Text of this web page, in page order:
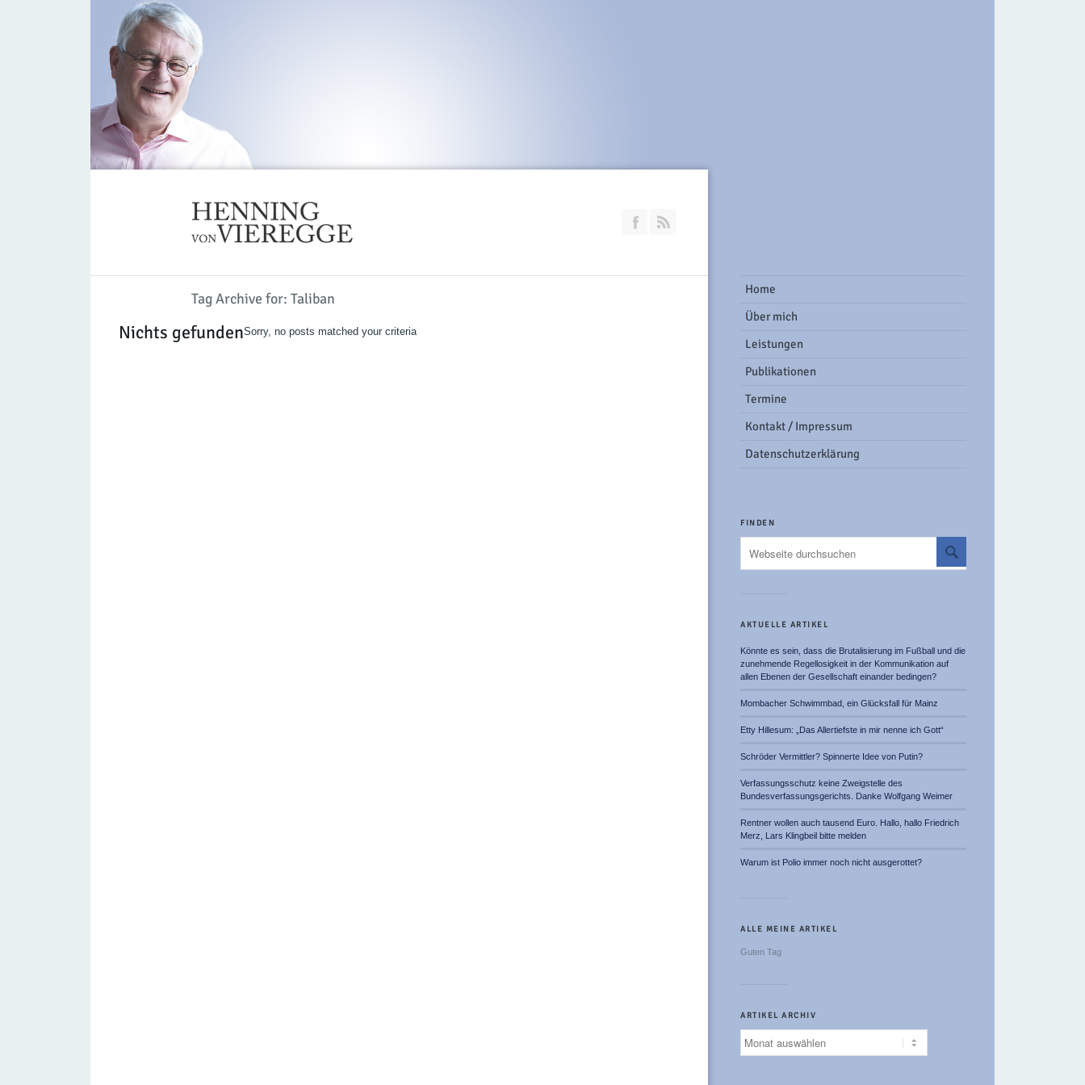
Join our Facebook Group
Tag Archive for: Taliban
Nichts gefundenSorry, no posts matched your criteria
Home
Über mich
Leistungen
Publikationen
Termine
Kontakt / Impressum
Datenschutzerklärung
FINDEN
AKTUELLE ARTIKEL
Könnte es sein, dass die Brutalisierung im Fußball und die
zunehmende Regellosigkeit in der Kommunikation auf
allen Ebenen der Gesellschaft einander bedingen?
Mombacher Schwimmbad, ein Glücksfall für Mainz
Etty Hillesum: „Das Allertiefste in mir nenne ich Gott“
Schröder Vermittler? Spinnerte Idee von Putin?
Verfassungsschutz keine Zweigstelle des
Bundesverfassungsgerichts. Danke Wolfgang Weimer
Rentner wollen auch tausend Euro. Hallo, hallo Friedrich
Merz, Lars Klingbeil bitte melden
Warum ist Polio immer noch nicht ausgerottet?
ALLE MEINE ARTIKEL
Guten Tag
ARTIKEL ARCHIV
Artikel
Archiv